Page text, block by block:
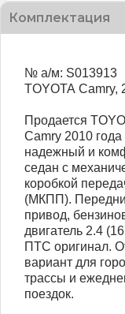
Комплектация
№ а/м: S013913
TOYOTA Camry,
Продается
Camry 2010
надежный и
седан с
коробкой
(МКПП).
привод,
двигатель 2.4
ПТС оригинал.
вариант для
трассы и
поездок.